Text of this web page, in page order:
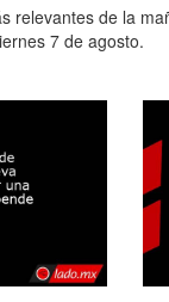
relevantes de la
7 de agosto.